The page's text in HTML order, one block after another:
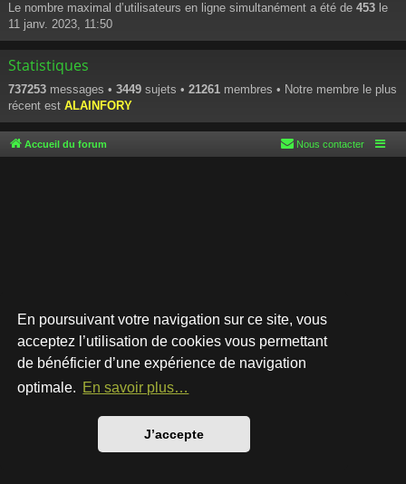
En poursuivant votre navigation sur ce site, vous
acceptez l’utilisation de cookies vous permettant
de bénéficier d’une expérience de navigation
optimale. En savoir plus…
J’accepte
Le nombre maximal d’utilisateurs en ligne simultanément a été de 453 le
11 janv. 2023, 11:50
Statistiques
737253 messages • 3449 sujets • 21261 membres • Notre membre le plus
récent est ALAINFORY
Accueil du forum Nous contacter
Développé parphpBB® Forum Software © phpBB Limited
Style par
Traduction française officielle